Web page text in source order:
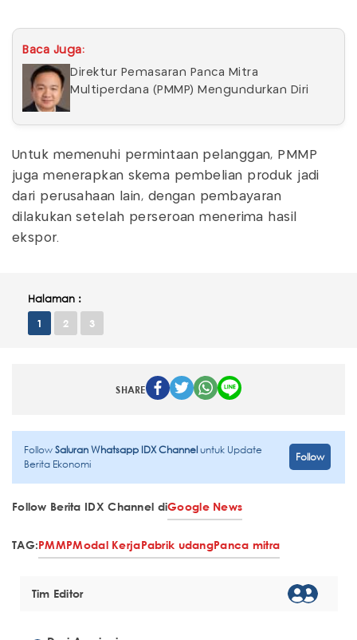
Baca Juga:
Direktur Pemasaran Panca Mitra
Multiperdana (PMMP) Mengundurkan Diri
Untuk memenuhi permintaan pelanggan, PMMP
juga menerapkan skema pembelian produk jadi
dari perusahaan lain, dengan pembayaran
dilakukan setelah perseroan menerima hasil
ekspor.
Halaman :
1 2 3
SHARE
FollowSaluran Whatsapp IDX Channeluntuk Update
Berita Ekonomi
Follow
Follow Berita IDX Channel diGoogle News
TAG:PMMPModal KerjaPabrik udangPanca mitra
Tim Editor